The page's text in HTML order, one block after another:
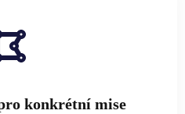
konkrétní mise